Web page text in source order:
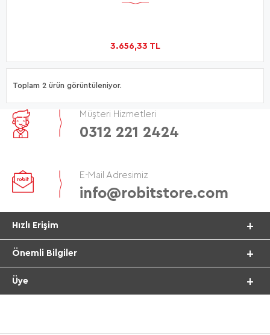
3.656,33 TL
Toplam 2 ürün görüntüleniyor.
Müşteri Hizmetleri
0312 221 2424
E-Mail Adresimiz
info@robitstore.com
Hızlı Erişim
Önemli Bilgiler
Üye